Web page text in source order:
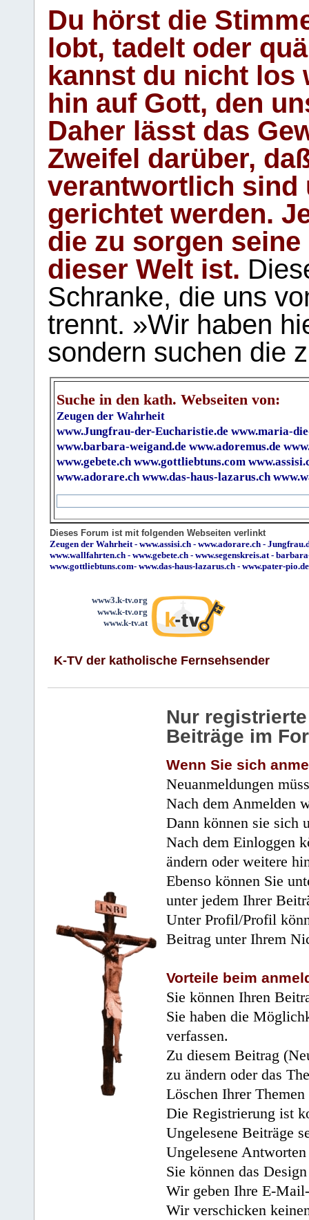
Du hörst die
lobt, tadelt oder
kannst du nicht los
hin auf Gott, den
Daher lässt das
Zweifel darüber,
verantwortlich sind
gerichtet werden.
die zu sorgen
dieser Welt ist.
Schranke, die uns
trennt. »Wir haben
sondern suchen die
Suche in den kath. Webseiten von:
Zeugen der Wahrheit
www.Jungfrau-der-Eucharistie.de www.maria-
www.barbara-weigand.de www.adoremus.de
www.gebete.ch www.gottliebtuns.com
www.adorare.ch www.das-haus-lazarus.ch
Dieses Forum ist mit folgenden Webseiten verlinkt
Zeugen der Wahrheit - www.assisi.ch - www.adorare.ch -
www.wallfahrten.ch - www.gebete.ch - www.segenskreis.at -
www.gottliebtuns.com- www.das-haus-lazarus.ch - www.pater-pio.de
www3.k-tv.org
www.k-tv.org
www.k-tv.at
K-TV der katholische Fernsehsender
Nur
Beiträge im
Wenn Sie sich
Neuanmeldungen
Nach dem Anmelden
Dann können sie sich
Nach dem Einloggen
ändern oder weitere
Ebenso können Sie
unter jedem Ihrer
Unter Profil/Profil
Beitrag unter Ihrem
Vorteile beim
Sie können Ihren
Sie haben die
verfassen.
Zu diesem Beitrag
zu ändern oder das
Löschen Ihrer
Die Registrierung ist
Ungelesene Beiträge
Ungelesene
Sie können das
Wir geben Ihre E-
Wir verschicken